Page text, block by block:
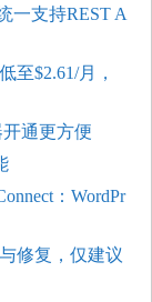
一支持REST A
至$2.61/月，
通更方便
：WordPr
修复，仅建议